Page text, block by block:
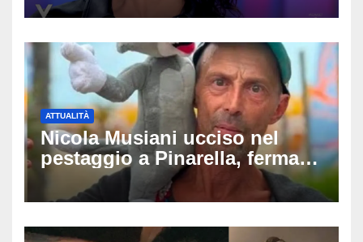
raccomandata e cagna»
ATTUALITÀ
Nicola Musiani ucciso nel
pestaggio a Pinarella, fermati
quattro giovani: la svolta
dopo video, intercettazioni e